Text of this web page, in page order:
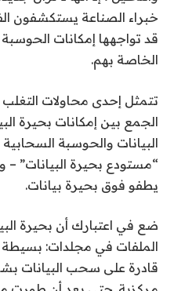
خبراء الصناعة يستكشفون
قد تواجهها إمكانات
الخاصة بهم.
تتمثل إحدى محاولات
الجمع بين إمكانات بحيرة
البيانات والحوسبة
“مستودع بحيرة البيانات”
يطفو فوق بحيرة بيانات.
ضع في اعتبارك أن بحيرة
الملفات في مجلدات: بسيطة
قادرة على سحب البيانات